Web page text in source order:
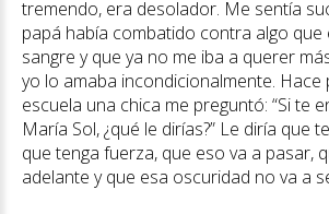
tremendo, era desolador. Me sentía
papá había combatido contra algo que
sangre y que ya no me iba a querer
yo lo amaba incondicionalmente. Hace
escuela una chica me preguntó: “Si te
María Sol, ¿qué le dirías?” Le diría que
que tenga fuerza, que eso va a pasar,
adelante y que esa oscuridad no va a